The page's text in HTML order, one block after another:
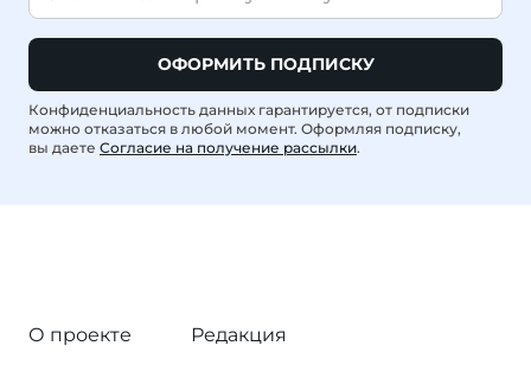
ОФОРМИТЬ ПОДПИСКУ
Конфиденциальность данных гарантируется, от подписки
можно отказаться в любой момент. Оформляя подписку,
вы даете Согласие на получение рассылки.
О проекте
Редакция